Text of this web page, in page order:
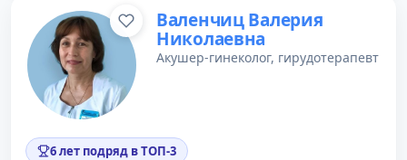
Валенчиц Валерия
Николаевна
Акушер-гинеколог, гирудотерапевт
6 лет подряд в ТОП-3